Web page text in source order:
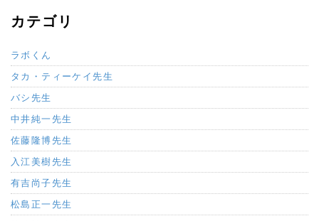
カテゴリ
ラボくん
タカ・ティーケイ先生
バシ先生
中井純一先生
佐藤隆博先生
入江美樹先生
有吉尚子先生
松島正一先生